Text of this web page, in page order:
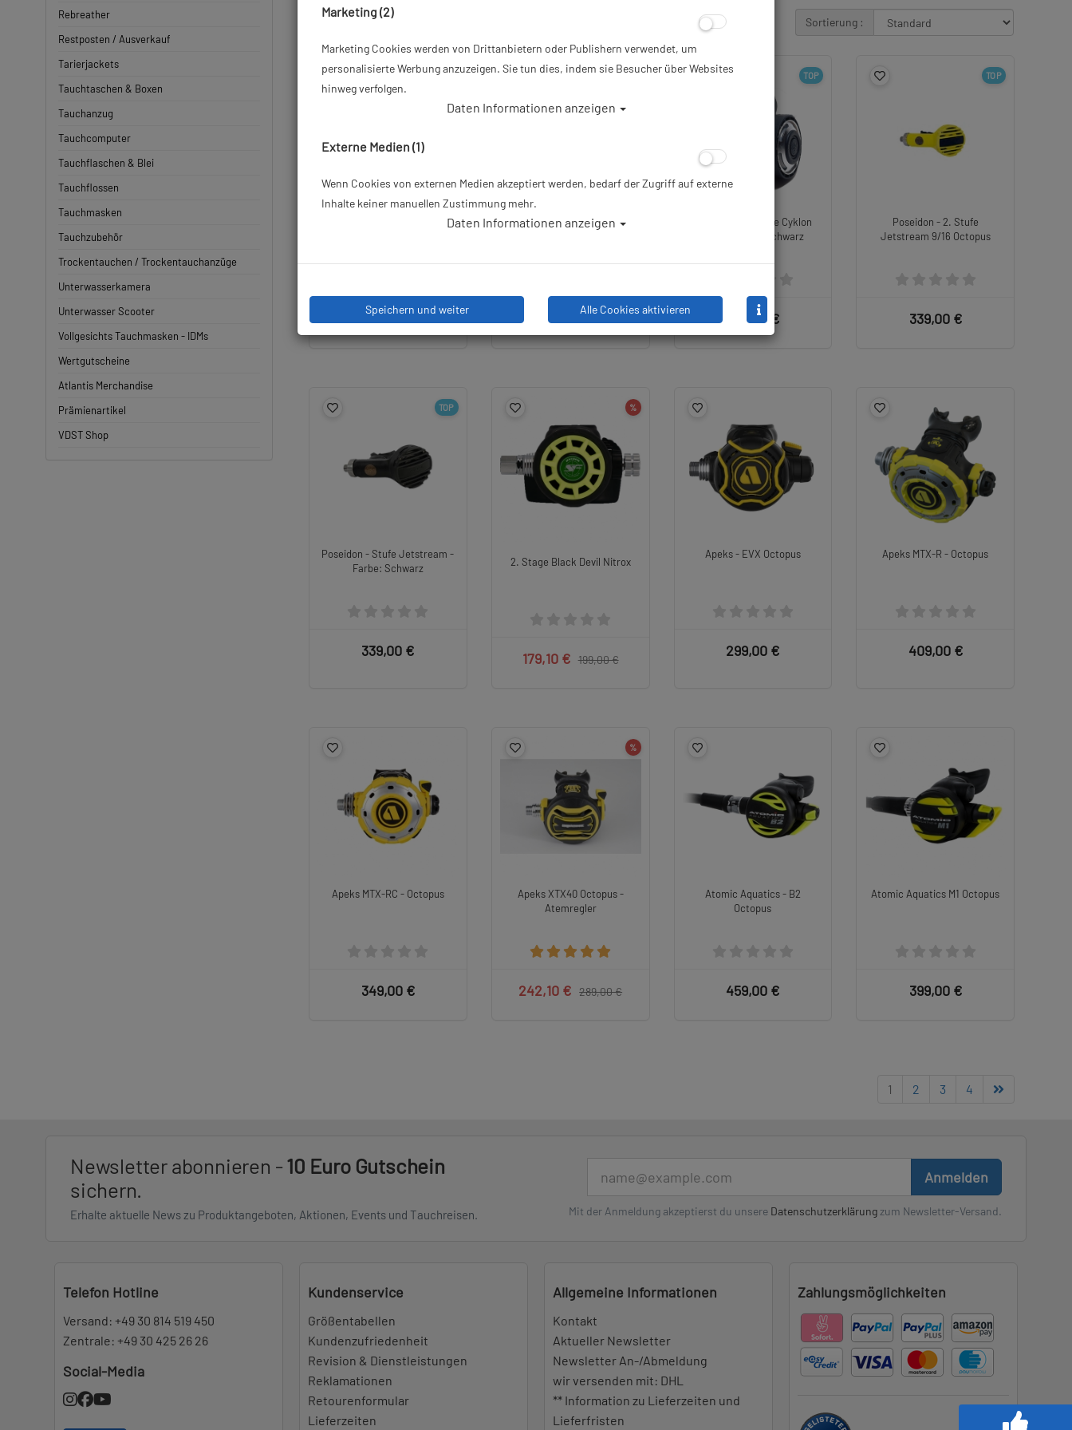
Rebreather
Restposten / Ausverkauf
Tarierjackets
Tauchtaschen & Boxen
Tauchanzug
Tauchcomputer
Tauchflaschen & Blei
Tauchflossen
Tauchmasken
Tauchzubehör
Trockentauchen / Trockentauchanzüge
Unterwasserkamera
Unterwasser Scooter
Vollgesichts Tauchmasken - IDMs
Wertgutscheine
Atlantis Merchandise
Prämienartikel
VDST Shop
Sortierung :
TOP
Poseidon - 2. Stufe Cyklon -
279,00 €
TOP
Poseidon - 2. Stufe Cyklon -
409,00 €
TOP
Poseidon - 2. Stufe Cyklon
5000 - Farbe: Schwarz
279,00 €
TOP
Poseidon - 2. Stufe
Jetstream 9/16 Octopus
339,00 €
TOP
Poseidon - Stufe Jetstream -
Farbe: Schwarz
339,00 €
%
2. Stage Black Devil Nitrox
179,10 € 199,00 €
Apeks - EVX Octopus
299,00 €
Apeks MTX-R - Octopus
409,00 €
Apeks MTX-RC - Octopus
349,00 €
%
Apeks XTX40 Octopus -
Atemregler
242,10 € 289,00 €
Atomic Aquatics - B2
Octopus
459,00 €
Atomic Aquatics M1 Octopus
399,00 €
1 2 3 4
Newsletter abonnieren -10 Euro Gutschein
sichern.
Erhalte aktuelle News zu Produktangeboten, Aktionen, Events und Tauchreisen.
Anmelden
Mit der Anmeldung akzeptierst du unsere Datenschutzerklärung zum Newsletter-Versand.
Telefon Hotline
Versand: +49 30 814 519 450
Zentrale: +49 30 425 26 26
Social-Media
Kundenservice
Größentabellen
Kundenzufriedenheit
Revision & Dienstleistungen
Reklamationen
Retourenformular
Lieferzeiten
Allgemeine Informationen
Kontakt
Aktueller Newsletter
Newsletter An-/Abmeldung
wir versenden mit: DHL
** Information zu Lieferzeiten und
Lieferfristen
Zahlungsmöglichkeiten
Marketing (2)
Marketing Cookies werden von Drittanbietern oder Publishern verwendet, um
personalisierte Werbung anzuzeigen. Sie tun dies, indem sie Besucher über Websites
hinweg verfolgen.
Daten Informationen anzeigen
Externe Medien (1)
Wenn Cookies von externen Medien akzeptiert werden, bedarf der Zugriff auf externe
Inhalte keiner manuellen Zustimmung mehr.
Daten Informationen anzeigen
Speichern und weiter Alle Cookies aktivieren